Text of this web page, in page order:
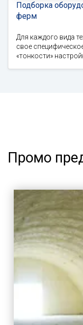
Подборка
ферм
Для каждого вида
свое
«тонкости»
Промо